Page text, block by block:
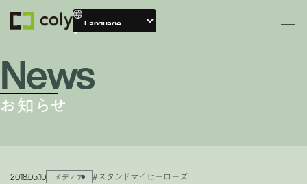
News
お知らせ
2018.05.10 メディア #スタンドマイヒーローズ